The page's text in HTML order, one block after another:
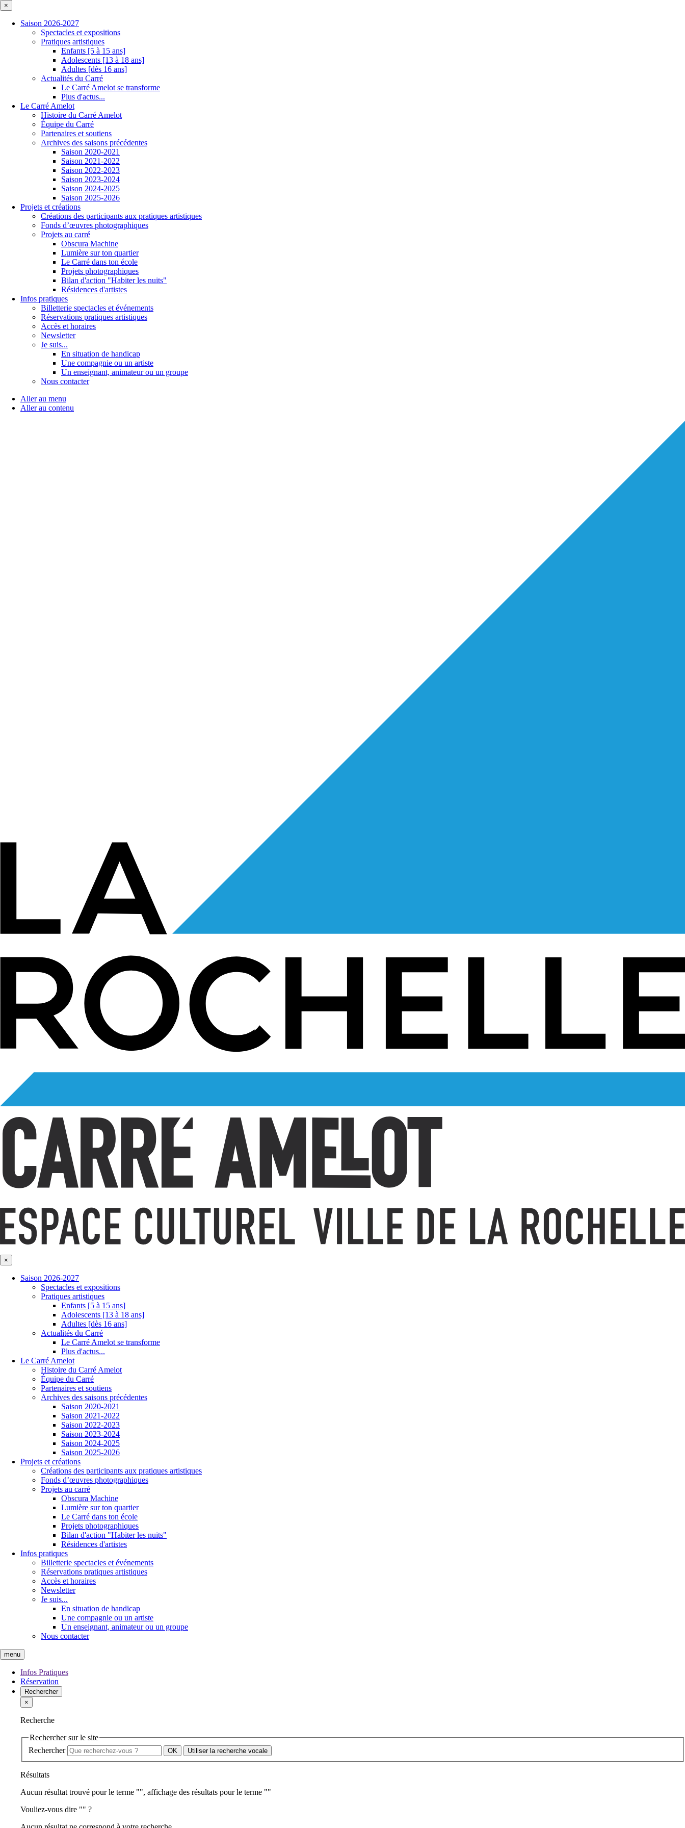
×
Saison 2026-2027
Spectacles et expositions
Pratiques artistiques
Enfants [5 à 15 ans]
Adolescents [13 à 18 ans]
Adultes [dès 16 ans]
Actualités du Carré
Le Carré Amelot se transforme
Plus d'actus...
Le Carré Amelot
Histoire du Carré Amelot
Équipe du Carré
Partenaires et soutiens
Archives des saisons précédentes
Saison 2020-2021
Saison 2021-2022
Saison 2022-2023
Saison 2023-2024
Saison 2024-2025
Saison 2025-2026
Projets et créations
Créations des participants aux pratiques artistiques
Fonds d’œuvres photographiques
Projets au carré
Obscura Machine
Lumière sur ton quartier
Le Carré dans ton école
Projets photographiques
Bilan d'action "Habiter les nuits"
Résidences d'artistes
Infos pratiques
Billetterie spectacles et événements
Réservations pratiques artistiques
Accès et horaires
Newsletter
Je suis...
En situation de handicap
Une compagnie ou un artiste
Un enseignant, animateur ou un groupe
Nous contacter
Aller au menu
Aller au contenu
×
Saison 2026-2027
Spectacles et expositions
Pratiques artistiques
Enfants [5 à 15 ans]
Adolescents [13 à 18 ans]
Adultes [dès 16 ans]
Actualités du Carré
Le Carré Amelot se transforme
Plus d'actus...
Le Carré Amelot
Histoire du Carré Amelot
Équipe du Carré
Partenaires et soutiens
Archives des saisons précédentes
Saison 2020-2021
Saison 2021-2022
Saison 2022-2023
Saison 2023-2024
Saison 2024-2025
Saison 2025-2026
Projets et créations
Créations des participants aux pratiques artistiques
Fonds d’œuvres photographiques
Projets au carré
Obscura Machine
Lumière sur ton quartier
Le Carré dans ton école
Projets photographiques
Bilan d'action "Habiter les nuits"
Résidences d'artistes
Infos pratiques
Billetterie spectacles et événements
Réservations pratiques artistiques
Accès et horaires
Newsletter
Je suis...
En situation de handicap
Une compagnie ou un artiste
Un enseignant, animateur ou un groupe
Nous contacter
menu
Infos Pratiques
Réservation
Rechercher
×
Recherche
Rechercher sur le site
Rechercher
Utiliser la recherche vocale
Résultats
Aucun résultat trouvé pour le terme "", affichage des résultats pour le terme ""
Vouliez-vous dire "" ?